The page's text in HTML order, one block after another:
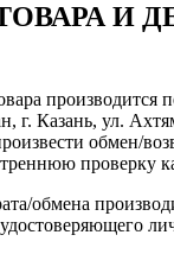
ТОВАРА И
производится
г. Казань, ул.
обмен/
проверку
обмена